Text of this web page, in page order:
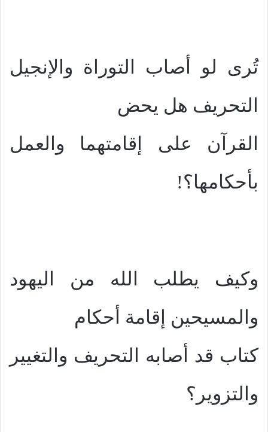
تُرى لو أصاب التوراة والإنجيل
التحريف هل يحض
القرآن على إقامتهما والعمل
بأحكامها؟!
وكيف يطلب الله من اليهود
والمسيحين إقامة أحكام
كتاب قد أصابه التحريف والتغيير
والتزوير؟